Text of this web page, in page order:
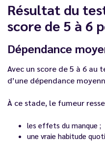
Résultat du
score de 5 à 6
Dépendance
Avec un score de 5 à 6 au
d’une dépendance
À ce stade, le fumeur
les effets du manque ;
une vraie habitude